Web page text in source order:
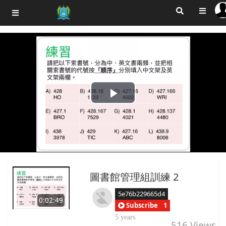
Play
Video
0:02:49
圖書館管理組訓練 2
5e76b229665d4
Subscribe
1
5 years